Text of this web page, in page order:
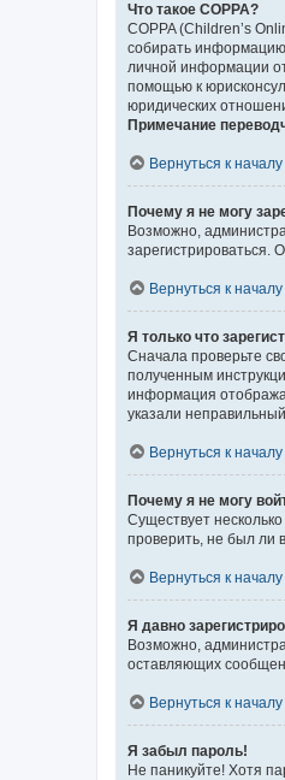
Что такое COPPA?
COPPA (Children’s
собирать информацию
личной информации
помощью к
юридических
Примечание
Вернуться к началу
Почему я не могу
Возможно,
зарегистрироваться.
Вернуться к началу
Я только что
Сначала проверьте
полученным
информация
указали
Вернуться к началу
Почему я не могу
Существует
проверить, не был ли
Вернуться к началу
Я давно
Возможно,
оставляющих
Вернуться к началу
Я забыл пароль!
Не паникуйте! Хотя